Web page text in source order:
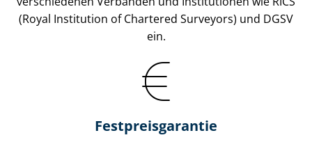
(Royal Institution of Chartered Surveyors) und DGSV
ein.
Festpreis​garantie